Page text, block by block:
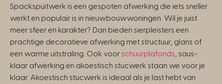
Spackspuitwerk is een gespoten afwerking die iets sneller
werkt en populair is in nieuwbouwwoningen. Wil je juist
meer sfeer en karakter? Dan bieden sierpleisters een
prachtige decoratieve afwerking met structuur, glans of
een warme uitstraling. Ook voorschuurplafonds , saus-
klaar afwerking en akoestisch stucwerk staan we voor je
klaar. Akoestisch stucwerk is ideaal als je last hebt van